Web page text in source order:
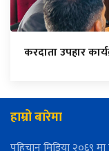
करदाता उपहार
हाम्रो बारेमा